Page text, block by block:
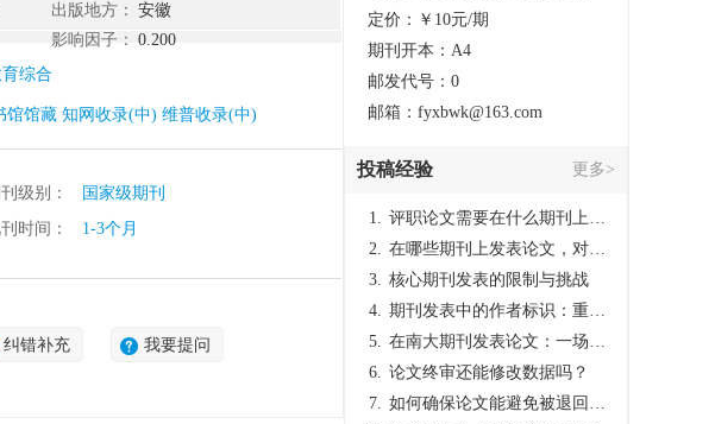
出版地方：
安徽
影响因子：
0.200
综合
馆藏 知网收录(中) 维普收录(中)
级别：
国家级期刊
时间：
1-3个月
纠错补充 我要提问
定价：￥10元/期
期刊开本：A4
邮发代号：0
邮箱：fyxbwk@163.com
投稿经验 更多>
1. 评职论文需要在什么期刊上发表？
2. 在哪些期刊上发表论文，对考研有优势？
3. 核心期刊发表的限制与挑战
4. 期刊发表中的作者标识：重要性与实践
5. 在南大期刊发表论文：一场知识探索与学术成就的旅程
6. 论文终审还能修改数据吗？
7. 如何确保论文能避免被退回：关键条件与策略